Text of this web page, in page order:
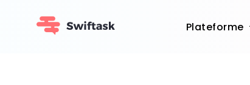
Plateforme